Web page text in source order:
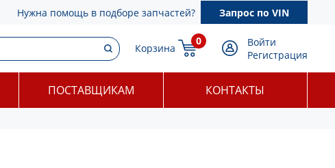
Нужна помощь в подборе запчастей? Запрос по VIN
Корзина
0
Войти
Регистрация
ПОСТАВЩИКАМ КОНТАКТЫ